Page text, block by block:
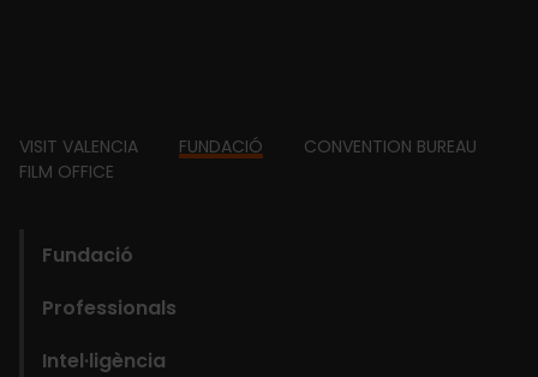
Footer
VISIT VALENCIA FUNDACIÓ
CONVENTION BUREAU
FILM OFFICE
Main
navigation
Fundació
Fundació
Professionals
Intel·ligència